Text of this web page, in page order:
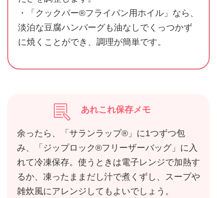
・「クックパー®フライパン用ホイル」なら、
淡泊な豆腐ハンバーグも油なしでくっつかず
に焼くことができ、調理が簡単です。
あれこれ保存メモ
余ったら、「サランラップ®」に1つずつ包
み、「ジップロック®フリーザーバッグ」に入
れて冷凍保存。使うときは電子レンジで加熱す
るか、凍ったままだし汁で煮くずし、スープや
雑炊風にアレンジしてもよいでしょう。